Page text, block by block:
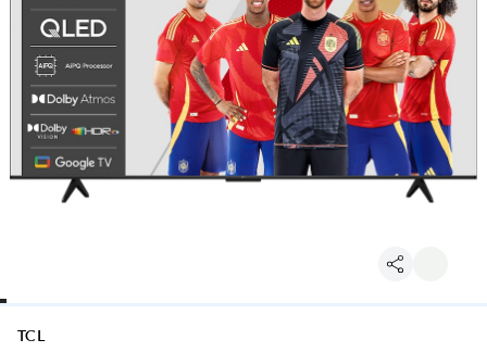
TCL